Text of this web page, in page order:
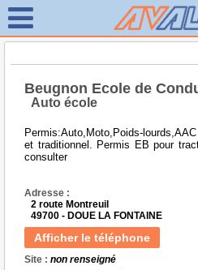
Beugnon Ecole de
Auto école
Permis:Auto,Moto,Poids-
et traditionnel. Permis EB pour
consulter
Adresse :
2 route Montreuil
49700 - DOUE LA FONTAINE
Afficher le téléphone
Site : non renseigné